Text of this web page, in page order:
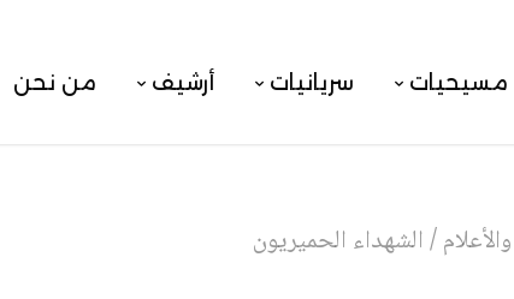
مسيحيات سريانيات أرشيف من نحن
/الشهداء الحميريون